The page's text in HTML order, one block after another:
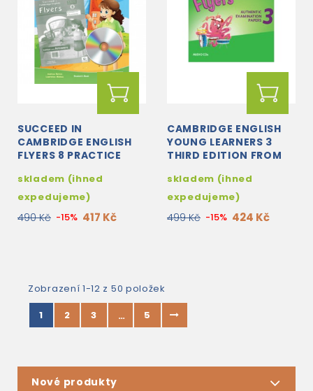
SUCCEED IN
CAMBRIDGE ENGLISH
FLYERS 8 PRACTICE
EDITION WITH CD &
ANSWERS KEY
skladem (ihned
expedujeme)
490 Kč -15% 417 Kč
CAMBRIDGE ENGLISH
YOUNG LEARNERS 3
THIRD EDITION FROM
skladem (ihned
expedujeme)
499 Kč -15% 424 Kč
Zobrazení 1-12 z 50 položek
1
2 3 … 5
Nové produkty